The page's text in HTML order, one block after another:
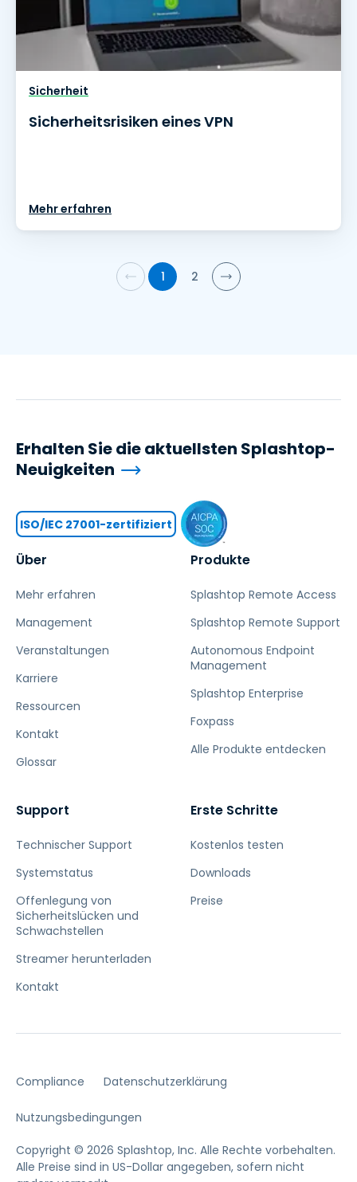
Sicherheit
Sicherheitsrisiken eines VPN
Mehr erfahren
1 2
Über
Mehr erfahren
Management
Veranstaltungen
Karriere
Ressourcen
Kontakt
Glossar
Produkte
Splashtop Remote Access
Splashtop Remote Support
Autonomous Endpoint
Management
Splashtop Enterprise
Foxpass
Alle Produkte entdecken
Support
Technischer Support
Systemstatus
Offenlegung von
Sicherheitslücken und
Schwachstellen
Streamer herunterladen
Kontakt
Erste Schritte
Kostenlos testen
Downloads
Preise
Erhalten Sie die aktuellsten Splashtop-
Neuigkeiten
ISO/IEC 27001-zertifiziert
Compliance Datenschutzerklärung
Nutzungsbedingungen
Copyright © 2026 Splashtop, Inc. Alle Rechte vorbehalten.
Alle Preise sind in US-Dollar angegeben, sofern nicht